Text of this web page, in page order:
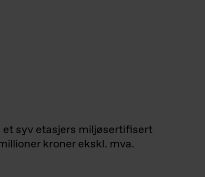
syv etasjers miljøsertifisert
kroner ekskl. mva.